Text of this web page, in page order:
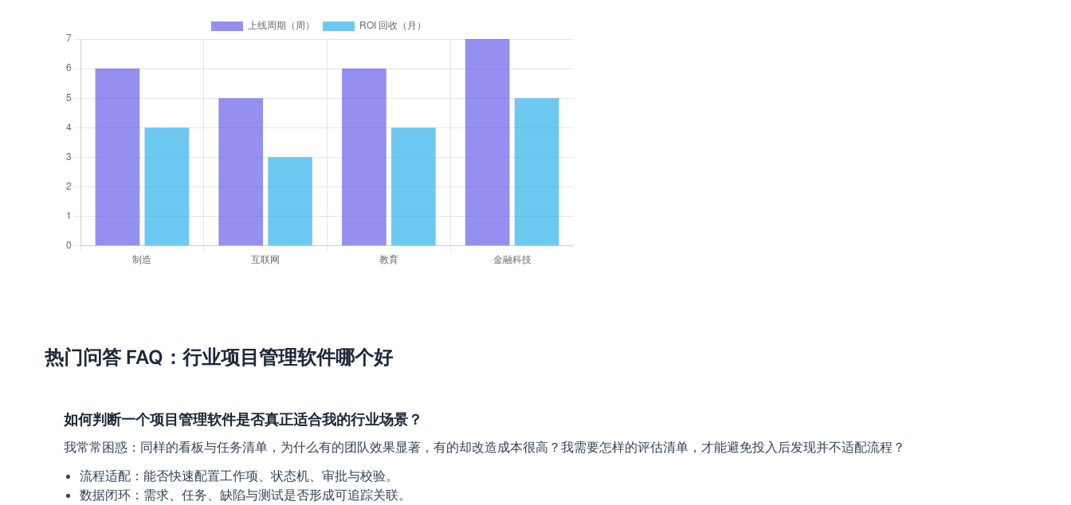
热门问答 FAQ：行业项目管理软件哪个好
如何判断一个项目管理软件是否真正适合我的行业场景？
我常常困惑：同样的看板与任务清单，为什么有的团队效果显著，有的却改造成本很高？我需要怎样的评估清单，才能避免投入后发现并不适配流程？
流程适配：能否快速配置工作项、状态机、审批与校验。
数据闭环：需求、任务、缺陷与测试是否形成可追踪关联。